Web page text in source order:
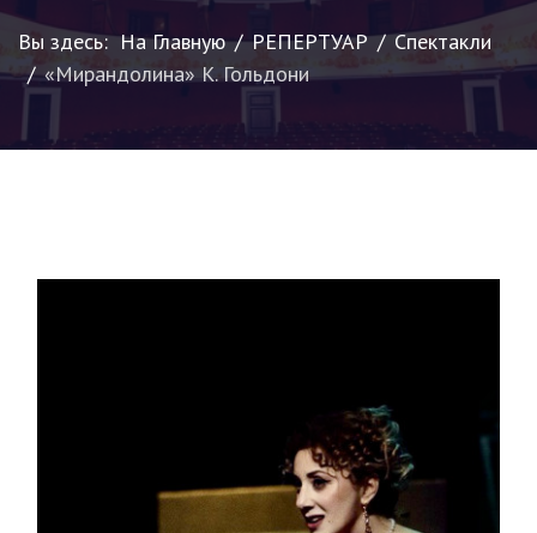
Вы здесь:На Главную РЕПЕРТУАР
Спектакли
«Мирандолина» К. Гольдони